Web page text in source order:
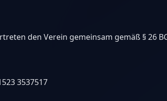
den Verein gemeinsam gemäß § 26
3537517